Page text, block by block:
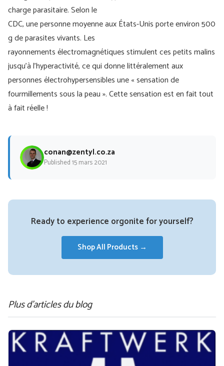
charge parasitaire. Selon le
CDC, une personne moyenne aux États-Unis porte environ 500
g de parasites vivants. Les
rayonnements électromagnétiques stimulent ces petits malins
jusqu'à l'hyperactivité, ce qui donne littéralement aux
personnes électrohypersensibles une « sensation de
fourmillements sous la peau ». Cette sensation est en fait tout
à fait réelle !
conan@zentyl.co.za
Published 15 mars 2021
Ready to experience orgonite for yourself?
Shop All Products →
Plus d'articles du blog